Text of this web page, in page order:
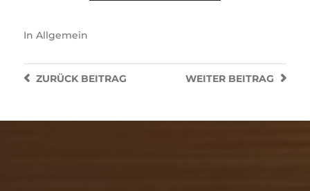
In Allgemein
WEITER BEITRAG
ZURÜCKBEITRAG